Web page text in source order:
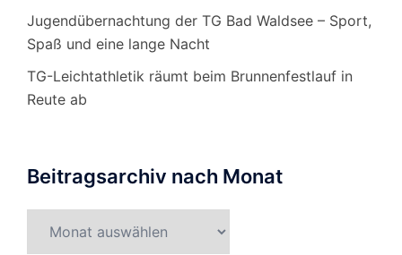
Jugendübernachtung der TG Bad Waldsee – Sport,
Spaß und eine lange Nacht
TG-Leichtathletik räumt beim Brunnenfestlauf in
Reute ab
Beitragsarchiv nach Monat
nach